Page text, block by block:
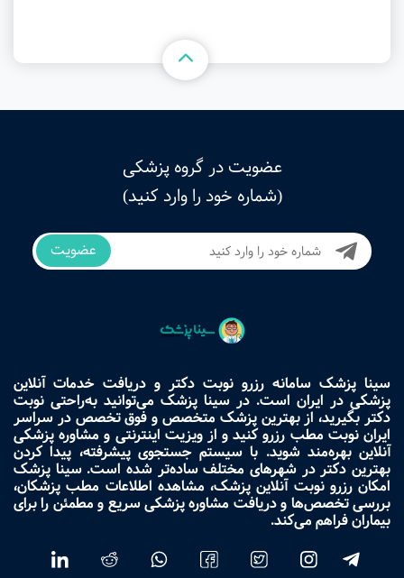
عضویت در گروه پزشکی
(شماره خود را وارد کنید)
عضویت
سینا پزشک سامانه رزرو نوبت دکتر و دریافت خدمات آنلاین
پزشکی در ایران است. در سینا پزشک می‌توانید به‌راحتی نوبت
دکتر بگیرید، از بهترین پزشک متخصص و فوق تخصص در سراسر
ایران نوبت مطب رزرو کنید و از ویزیت اینترنتی و مشاوره پزشکی
آنلاین بهره‌مند شوید. با سیستم جستجوی پیشرفته، پیدا کردن
بهترین دکتر در شهرهای مختلف ساده‌تر شده است. سینا پزشک
امکان رزرو نوبت آنلاین پزشک، مشاهده اطلاعات مطب پزشکان،
بررسی تخصص‌ها و دریافت مشاوره پزشکی سریع و مطمئن را برای
بیماران فراهم می‌کند.